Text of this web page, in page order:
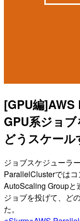
[GPU編
GPU系ジョ
どうスケー
ジョブスケジューラ
ParallelClusterでは
AutoScaling Groupと
ジョブを投げて、ど
た。